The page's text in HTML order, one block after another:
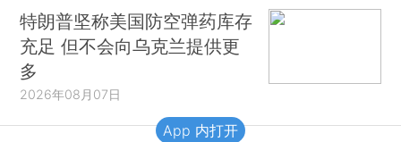
特朗普坚称美国防空弹药库存
充足 但不会向乌克兰提供更
多
2026年08月07日
App 内打开